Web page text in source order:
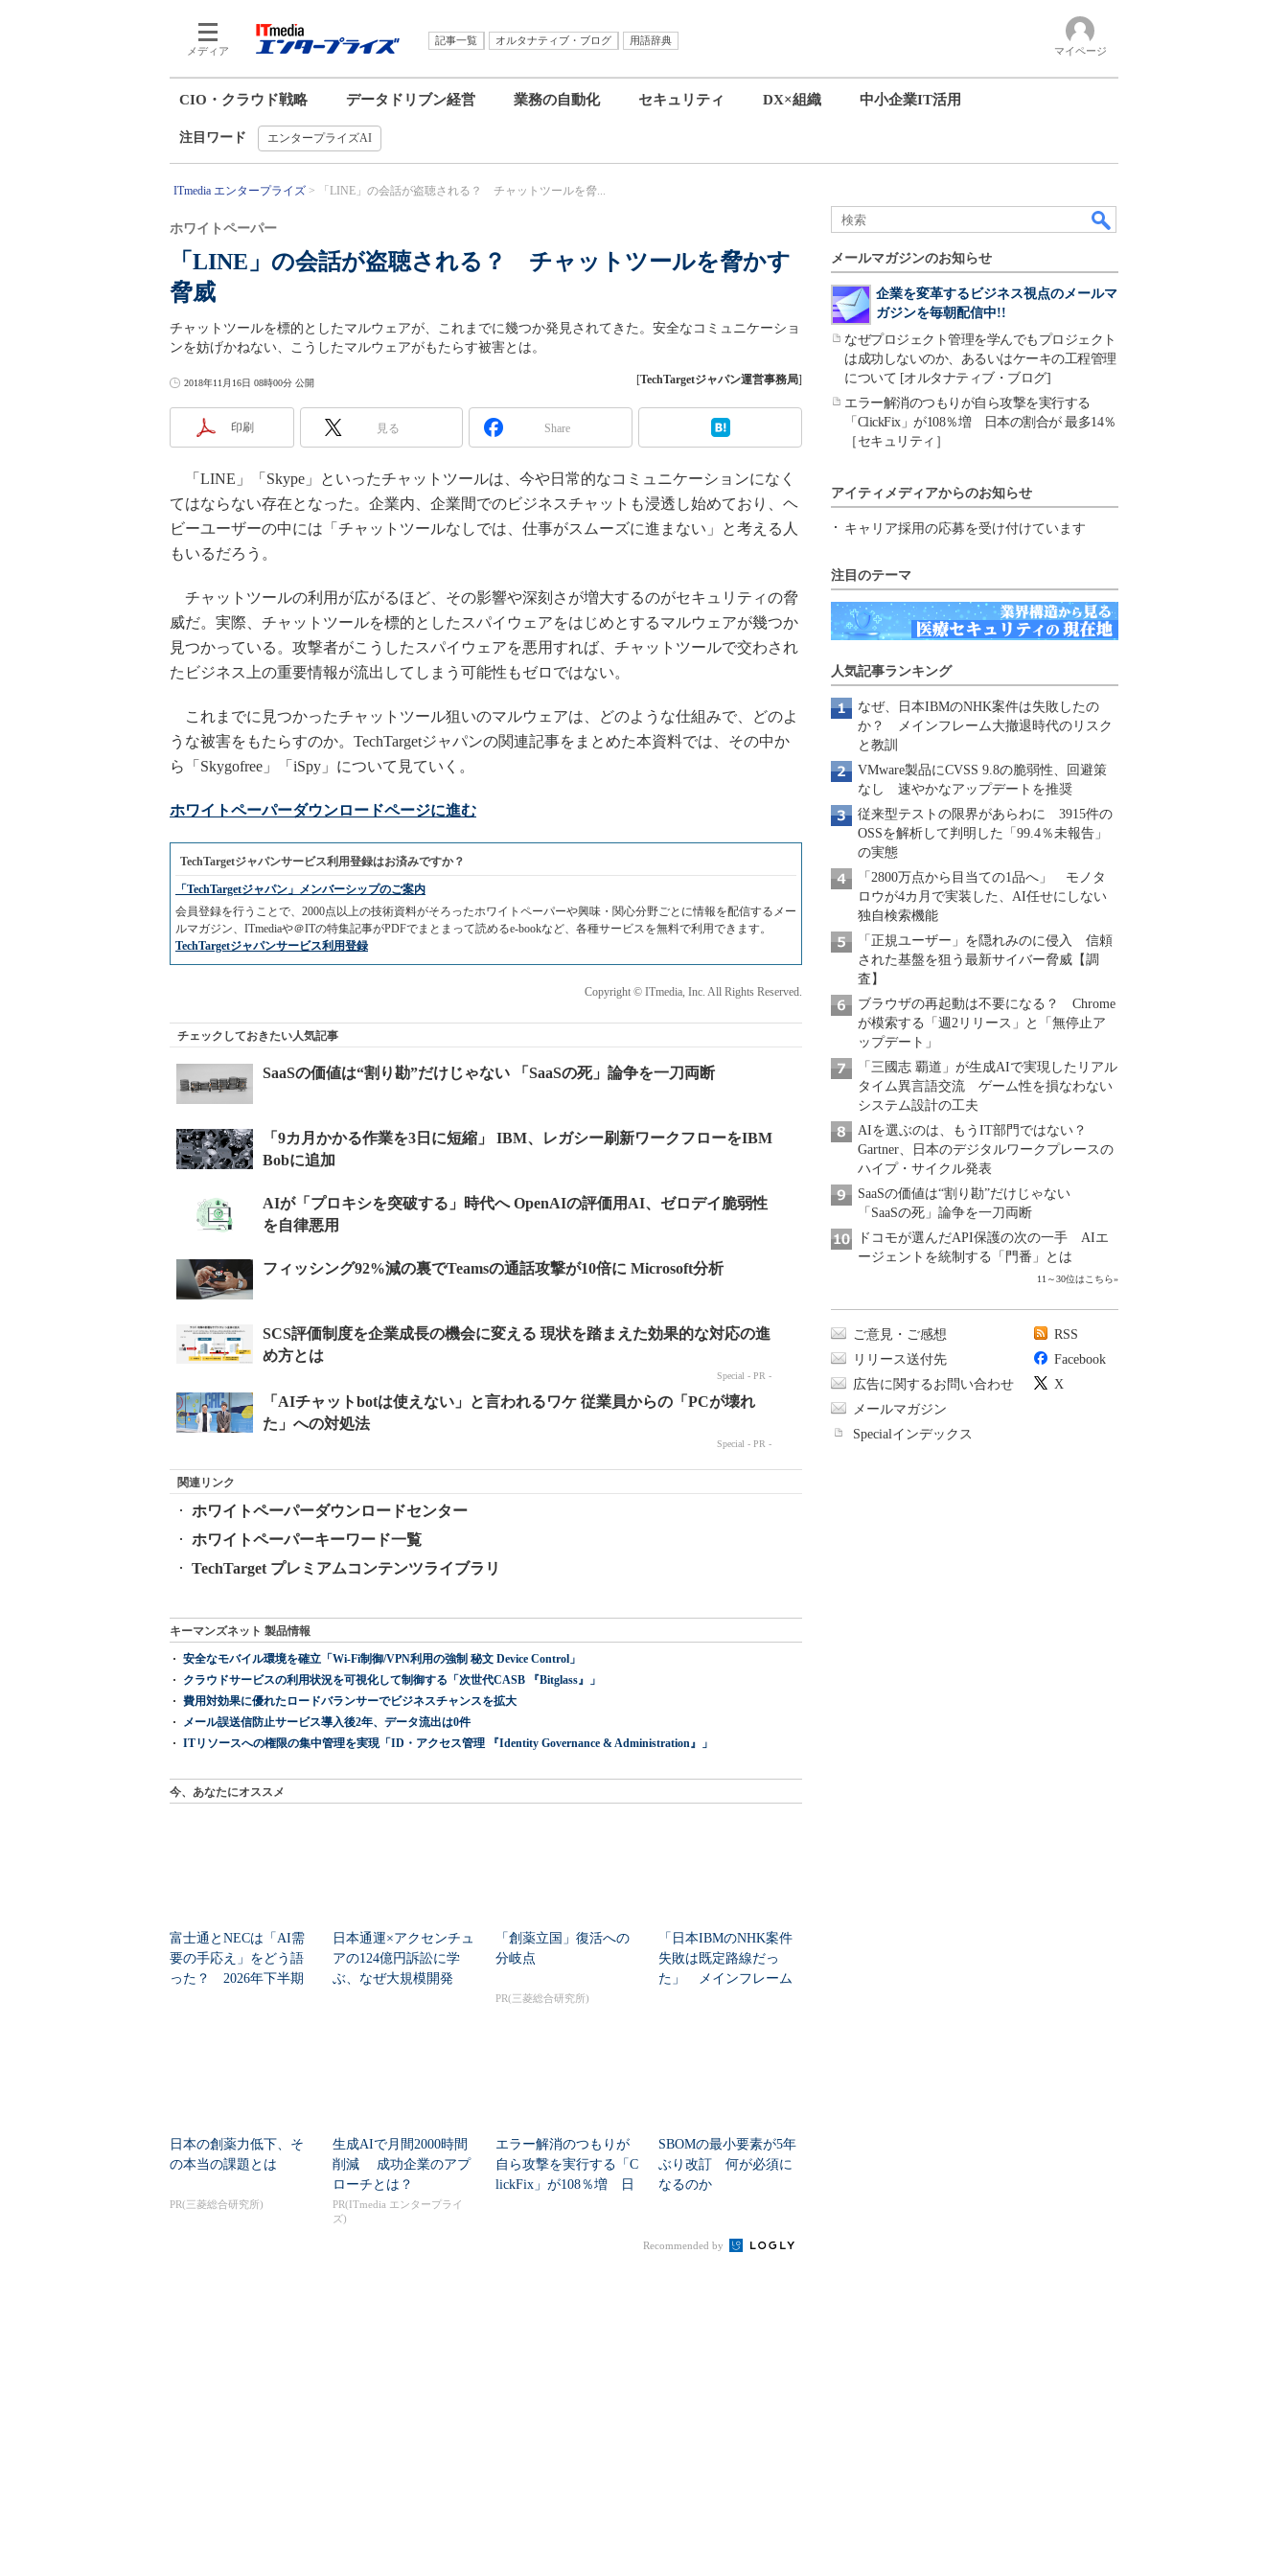
メディア
記事一覧 オルタナティブ・ブログ
用語辞典
マイページ
CIO・クラウド戦略 データドリブン経営 業務の自動化 セキュリティ DX×組織 中小企業IT活用
注目ワード エンタープライズAI
ITmedia エンタープライズ 「LINE」の会話が盗聴される？ チャットツールを脅...
「LINE」の会話が盗聴される？ チャットツールを脅かす
脅威
ホワイトペーパー
チャットツールを標的としたマルウェアが、これまでに幾つか発見されてきた。安全なコミュニケーショ
ンを妨げかねない、こうしたマルウェアがもたらす被害とは。
2018年11月16日 08時00分 公開 [TechTargetジャパン運営事務局]
印刷 見る Share
「LINE」「Skype」といったチャットツールは、今や日常的なコミュニケーションになく
てはならない存在となった。企業内、企業間でのビジネスチャットも浸透し始めており、ヘ
ビーユーザーの中には「チャットツールなしでは、仕事がスムーズに進まない」と考える人
もいるだろう。
チャットツールの利用が広がるほど、その影響や深刻さが増大するのがセキュリティの脅
威だ。実際、チャットツールを標的としたスパイウェアをはじめとするマルウェアが幾つか
見つかっている。攻撃者がこうしたスパイウェアを悪用すれば、チャットツールで交わされ
たビジネス上の重要情報が流出してしまう可能性もゼロではない。
これまでに見つかったチャットツール狙いのマルウェアは、どのような仕組みで、どのよ
うな被害をもたらすのか。TechTargetジャパンの関連記事をまとめた本資料では、その中か
ら「Skygofree」「iSpy」について見ていく。
ホワイトペーパーダウンロードページに進む
TechTargetジャパンサービス利用登録はお済みですか？
「TechTargetジャパン」メンバーシップのご案内
会員登録を行うことで、2000点以上の技術資料がそろったホワイトペーパーや興味・関心分野ごとに情報を配信するメー
ルマガジン、ITmediaや＠ITの特集記事がPDFでまとまって読めるe-bookなど、各種サービスを無料で利用できます。
TechTargetジャパンサービス利用登録
Copyright © ITmedia, Inc. All Rights Reserved.
チェックしておきたい人気記事
関連リンク
ホワイトペーパーダウンロードセンター
ホワイトペーパーキーワード一覧
TechTarget プレミアムコンテンツライブラリ
キーマンズネット 製品情報
安全なモバイル環境を確立「Wi-Fi制御/VPN利用の強制 秘文 Device Control」
クラウドサービスの利用状況を可視化して制御する「次世代CASB 『Bitglass』」
費用対効果に優れたロードバランサーでビジネスチャンスを拡大
メール誤送信防止サービス導入後2年、データ流出は0件
ITリソースへの権限の集中管理を実現「ID・アクセス管理 『Identity Governance & Administration』」
今、あなたにオススメ
富士通とNECは「AI需
要の手応え」をどう語
った？ 2026年下半期
日本通運×アクセンチュ
アの124億円訴訟に学
ぶ、なぜ大規模開発
「創薬立国」復活への
分岐点
PR(三菱総合研究所)
「日本IBMのNHK案件
失敗は既定路線だっ
た」 メインフレーム
日本の創薬力低下、そ
の本当の課題とは
PR(三菱総合研究所)
生成AIで月間2000時間
削減 成功企業のアプ
ローチとは？
PR(ITmedia エンタープライ
ズ)
エラー解消のつもりが
自ら攻撃を実行する「C
lickFix」が108％増 日
SBOMの最小要素が5年
ぶり改訂 何が必須に
なるのか
Recommended by
メールマガジンのお知らせ
企業を変革するビジネス視点のメールマ
ガジンを毎朝配信中!!
なぜプロジェクト管理を学んでもプロジェクト
は成功しないのか、あるいはケーキの工程管理
について [オルタナティブ・ブログ]
エラー解消のつもりが自ら攻撃を実行する
「ClickFix」が108％増 日本の割合が 最多14％
［セキュリティ］
アイティメディアからのお知らせ
キャリア採用の応募を受け付けています
注目のテーマ
人気記事ランキング
なぜ、日本IBMのNHK案件は失敗したの
か？ メインフレーム大撤退時代のリスク
と教訓
VMware製品にCVSS 9.8の脆弱性、回避策
なし 速やかなアップデートを推奨
従来型テストの限界があらわに 3915件の
OSSを解析して判明した「99.4％未報告」
の実態
「2800万点から目当ての1品へ」 モノタ
ロウが4カ月で実装した、AI任せにしない
独自検索機能
「正規ユーザー」を隠れみのに侵入 信頼
された基盤を狙う最新サイバー脅威【調
査】
ブラウザの再起動は不要になる？ Chrome
が模索する「週2リリース」と「無停止ア
ップデート」
「三國志 覇道」が生成AIで実現したリアル
タイム異言語交流 ゲーム性を損なわない
システム設計の工夫
AIを選ぶのは、もうIT部門ではない？
Gartner、日本のデジタルワークプレースの
ハイプ・サイクル発表
SaaSの価値は“割り勘”だけじゃない
「SaaSの死」論争を一刀両断
ドコモが選んだAPI保護の次の一手 AIエ
ージェントを統制する「門番」とは
11～30位はこちら»
ご意見・ご感想
リリース送付先
広告に関するお問い合わせ
メールマガジン
Specialインデックス
RSS
Facebook
X